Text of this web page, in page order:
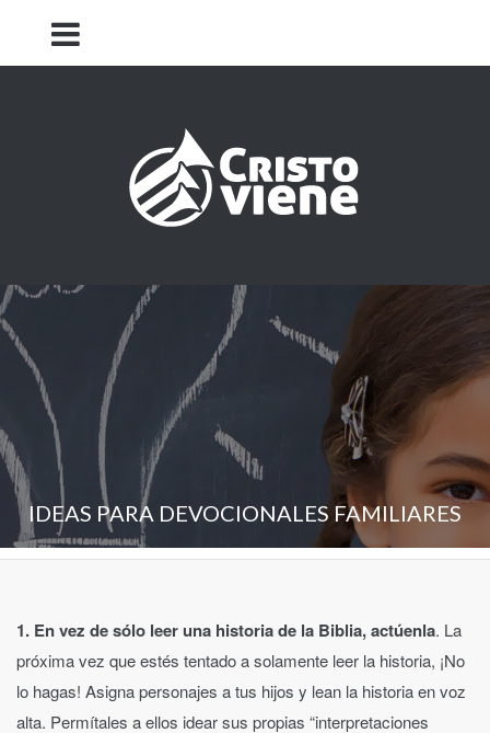
IDEAS PARA DEVOCIONALES FAMILIARES
1. En vez de sólo leer una historia de la Biblia, actúenla. La
próxima vez que estés tentado a solamente leer la historia, ¡No
lo hagas! Asigna personajes a tus hijos y lean la historia en voz
alta. Permítales a ellos idear sus propias “interpretaciones